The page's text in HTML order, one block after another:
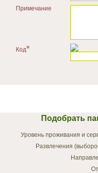
Примечание
Код*
Подобрать
Уровень проживания и
Развлечения